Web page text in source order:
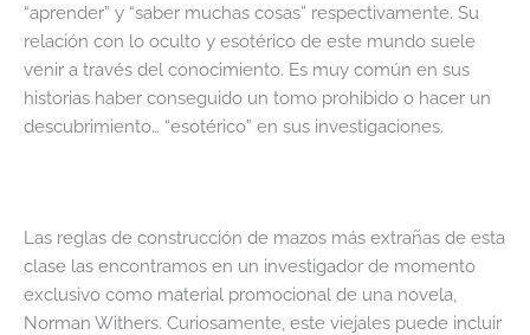
“aprender” y “saber muchas cosas” respectivamente. Su
relación con lo oculto y esotérico de este mundo suele
venir a través del conocimiento. Es muy común en sus
historias haber conseguido un tomo prohibido o hacer un
descubrimiento… “esotérico” en sus investigaciones.
Las reglas de construcción de mazos más extrañas de esta
clase las encontramos en un investigador de momento
exclusivo como material promocional de una novela,
Norman Withers. Curiosamente, este viejales puede incluir